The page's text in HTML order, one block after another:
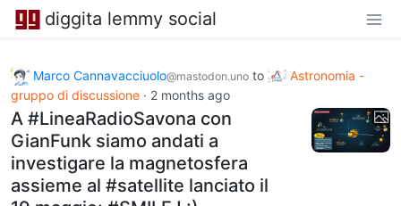
diggita lemmy social
Marco Cannavacciuolo@mastodon.uno to
Astronomia -
gruppo di discussione · 2 months ago
A #LineaRadioSavona con
GianFunk siamo andati a
investigare la magnetosfera
assieme al #satellite lanciato il